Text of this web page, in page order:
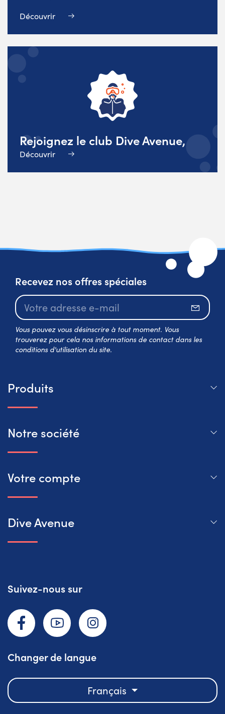
Découvrir
Rejoignez le club Dive Avenue,
Découvrir
Recevez nos offres spéciales
Vous pouvez vous désinscrire à tout moment. Vous
trouverez pour cela nos informations de contact dans les
conditions d'utilisation du site.
Produits
Notre société
Votre compte
Dive Avenue
Suivez-nous sur
Changer de langue
Français